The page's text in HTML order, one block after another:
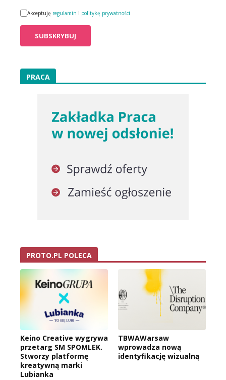
Akceptuję regulamin i politykę prywatności
PRACA
PROTO.PL POLECA
Keino Creative wygrywa
przetarg SM SPOMLEK.
Stworzy platformę
kreatywną marki
Lubianka
TBWAWarsaw
wprowadza nową
identyfikację wizualną